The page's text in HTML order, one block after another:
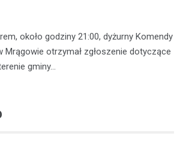
około godziny 21:00, dyżurny Komendy
Mrągowie otrzymał zgłoszenie dotyczące
gminy…